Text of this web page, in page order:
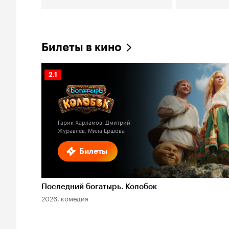
Билеты в кино
Билеты
Рейтинг
Кинопоиска
2.1
Гарик Харламов, Дмитрий
Журавлев, Мила Ершова
Последний богатырь. Колобок
2026, комедия